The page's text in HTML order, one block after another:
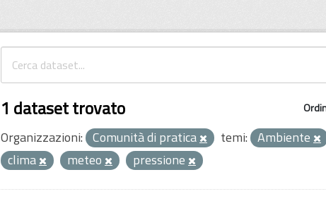
1 dataset trovato
Organizzazioni: Comunità di pratica temi: Ambiente
clima
meteo pressione